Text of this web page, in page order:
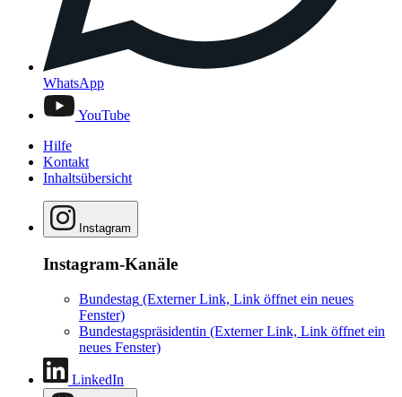
WhatsApp
YouTube
Hilfe
Kontakt
Inhaltsübersicht
Instagram
Instagram-Kanäle
Bundestag (Externer Link, Link öffnet ein neues
Fenster)
Bundestagspräsidentin (Externer Link, Link öffnet ein
neues Fenster)
LinkedIn